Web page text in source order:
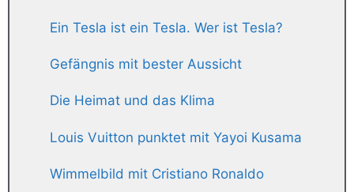
Ein Tesla ist ein Tesla. Wer ist Tesla?
Gefängnis mit bester Aussicht
Die Heimat und das Klima
Louis Vuitton punktet mit Yayoi Kusama
Wimmelbild mit Cristiano Ronaldo